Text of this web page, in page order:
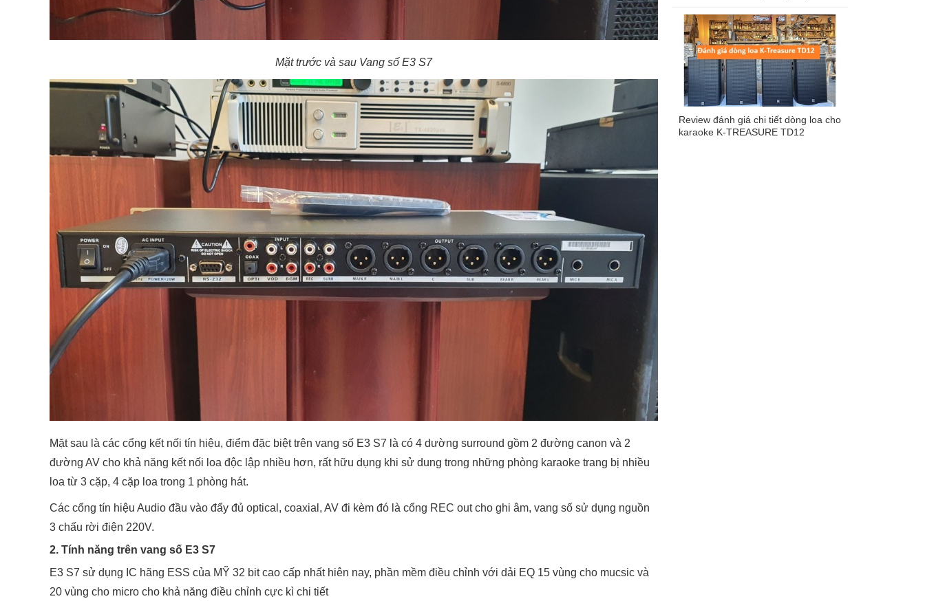
Mặt trước và sau Vang số E3 S7
Mặt sau là các cổng kết nối tín hiệu, điểm đặc biệt trên vang số E3 S7 là có 4 dường surround gồm 2 đường canon và 2
đường AV cho khả năng kết nối loa độc lập nhiều hơn, rất hữu dụng khi sử dung trong những phòng karaoke trang bị nhiều
loa từ 3 cặp, 4 cặp loa trong 1 phòng hát.
Các cổng tín hiệu Audio đầu vào đẩy đủ optical, coaxial, AV đi kèm đó là cổng REC out cho ghi âm, vang số sử dụng nguồn
3 chấu rời điện 220V.
2. Tính năng trên vang số E3 S7
E3 S7 sử dụng IC hãng ESS của MỸ 32 bit cao cấp nhất hiên nay, phần mềm điều chỉnh với dải EQ 15 vùng cho mucsic và
20 vùng cho micro cho khả năng điều chỉnh cực kì chi tiết
Review đánh giá chi tiết dòng loa cho
karaoke K-TREASURE TD12